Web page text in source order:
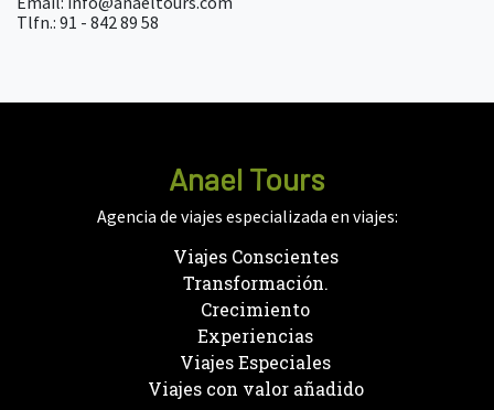
Tlfn.: 91 - 842 89 58
Anael Tours
Agencia de viajes especializada en viajes:
Viajes Conscientes
Transformación.
Crecimiento
Experiencias
Viajes Especiales
Viajes con valor añadido